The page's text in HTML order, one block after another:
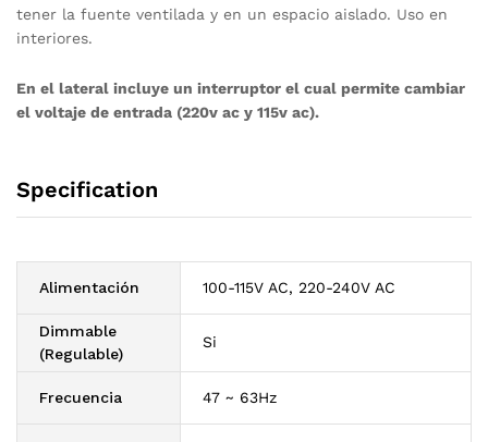
tener la fuente ventilada y en un espacio aislado. Uso en
interiores.
En el lateral incluye un interruptor el cual permite cambiar
el voltaje de entrada (220v ac y 115v ac).
Specification
Alimentación 100-115V AC, 220-240V AC
Dimmable
(Regulable)
Si
Frecuencia 47 ~ 63Hz